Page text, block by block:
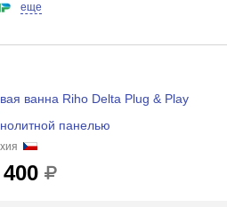
еще
ванна Riho Delta Plug & Play
панелью